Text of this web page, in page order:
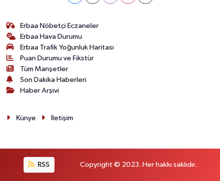
Erbaa Nöbetçi Eczaneler
Erbaa Hava Durumu
Erbaa Trafik Yoğunluk Haritası
Puan Durumu ve Fikstür
Tüm Manşetler
Son Dakika Haberleri
Haber Arşivi
Künye İletişim
RSS Copyright © 2023. Her hakkı saklıdır.